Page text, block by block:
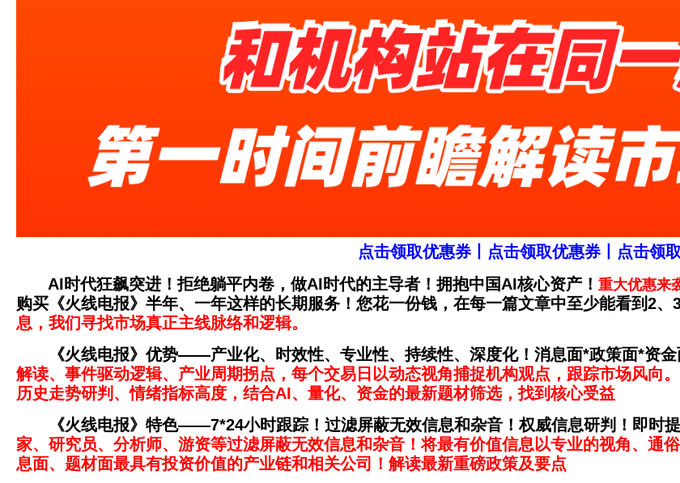
点击领取优惠券丨点击领取优惠券丨点击领
AI时代狂飙突进！拒绝躺平内卷，做AI时代的主导者！拥抱中国AI核心资产！ 重大优惠来
购买《火线电报》半年、一年这样的长期服务！您花一份钱，在每一篇文章中至少能看到2、
息，我们寻找市场真正主线脉络和逻辑。
《火线电报》优势——产业化、时效性、专业性、持续性、深度化！消息面*政策面*资金
解读、事件驱动逻辑、产业周期拐点，每个交易日以动态视角捕捉机构观点，跟踪市场风向。
历史走势研判、情绪指标高度，结合AI、量化、资金的最新题材筛选，找到核心受益
《火线电报》特色——7*24小时跟踪！过滤屏蔽无效信息和杂音！权威信息研判！即时
家、研究员、分析师、游资等过滤屏蔽无效信息和杂音！将最有价值信息以专业的视角、通
息面、题材面最具有投资价值的产业链和相关公司！解读最新重磅政策及要点